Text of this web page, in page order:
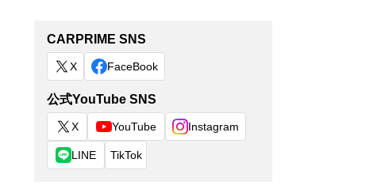
CARPRIME SNS
X FaceBook
公式YouTube SNS
X YouTube Instagram
LINE TikTok